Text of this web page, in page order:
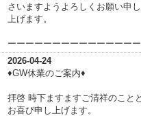
さいますようよろしくお願い申し
上げます。
ーーーーーーーーーーーーーーー
2026-04-24
♦︎GW休業のご案内♦︎
拝啓 時下ますますご清祥のことと
お喜び申し上げます。